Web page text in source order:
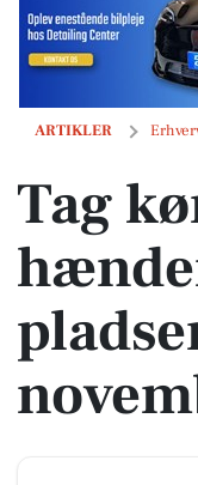
ARTIKLER
Tag kørekort i
Tag